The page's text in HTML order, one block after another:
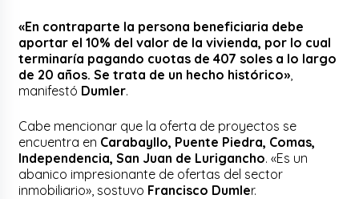
«En contraparte la persona beneficiaria debe
aportar el 10% del valor de la vivienda, por lo cual
terminaría pagando cuotas de 407 soles a lo largo
de 20 años. Se trata de un hecho histórico»
manifestó Dumler.
Cabe mencionar que la oferta de proyectos se
encuentra en Carabayllo, Puente Piedra, Comas,
Independencia, San Juan de Lurigancho. «Es un
abanico impresionante de ofertas del sector
inmobiliario», sostuvo Francisco Dumler.